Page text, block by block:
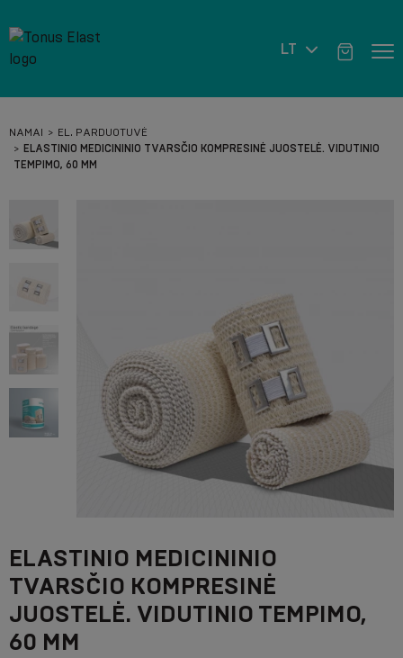
LT
NAMAI
EL. PARDUOTUVĖ
ELASTINIO MEDICININIO TVARSČIO KOMPRESINĖ JUOSTELĖ. VIDUTINIO
TEMPIMO, 60 MM
ELASTINIO MEDICININIO
TVARSČIO KOMPRESINĖ
JUOSTELĖ. VIDUTINIO TEMPIMO,
60 MM